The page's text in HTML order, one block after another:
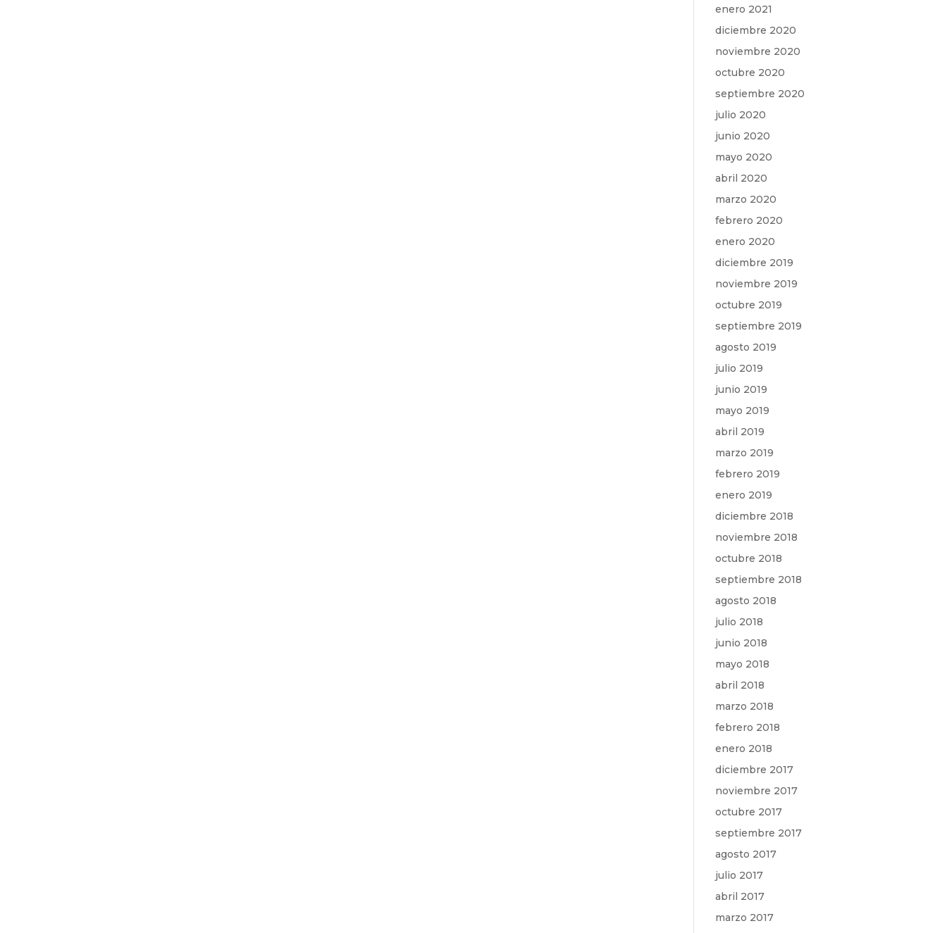
enero 2021
diciembre 2020
noviembre 2020
octubre 2020
septiembre 2020
julio 2020
junio 2020
mayo 2020
abril 2020
marzo 2020
febrero 2020
enero 2020
diciembre 2019
noviembre 2019
octubre 2019
septiembre 2019
agosto 2019
julio 2019
junio 2019
mayo 2019
abril 2019
marzo 2019
febrero 2019
enero 2019
diciembre 2018
noviembre 2018
octubre 2018
septiembre 2018
agosto 2018
julio 2018
junio 2018
mayo 2018
abril 2018
marzo 2018
febrero 2018
enero 2018
diciembre 2017
noviembre 2017
octubre 2017
septiembre 2017
agosto 2017
julio 2017
abril 2017
marzo 2017